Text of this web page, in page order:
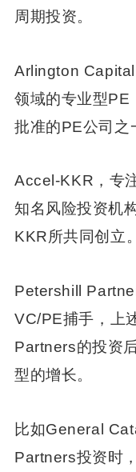
周期投资。
Arlington
领域的专业型PE
批准的PE公司之
Accel-KKR，专
知名风险投资机
KKR所共同创立。
Petershill
VC/PE捕手，上
Partners的投资
型的增长。
比如General
Partners投资时